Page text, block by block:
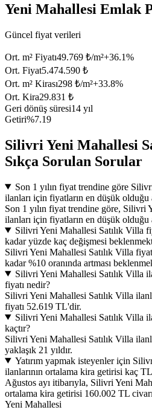
Yeni Mahallesi Emlak
Güncel fiyat verileri
Ort. m² Fiyatı49.769 ₺/m²+36.1%
Ort. Fiyat5.474.590 ₺
Ort. m² Kirası298 ₺/m²+33.8%
Ort. Kira29.831 ₺
Geri dönüş süresi14 yıl
Getiri%7.19
Silivri Yeni Mahallesi
Sıkça Sorulan Sorular
Son 1 yılın fiyat trendine göre
ilanları için fiyatların en düşük
Son 1 yılın fiyat trendine göre, Silivri
ilanları için fiyatların en düşük olduğu
Silivri Yeni Mahallesi Satılık Villa
kadar yüzde kaç değişmesi
Silivri Yeni Mahallesi Satılık Villa
kadar %10 oranında artması
Silivri Yeni Mahallesi Satılık Villa
fiyatı nedir?
Silivri Yeni Mahallesi Satılık Villa
fiyatı 52.619 TL'dir.
Silivri Yeni Mahallesi Satılık Villa
kaçtır?
Silivri Yeni Mahallesi Satılık Villa
yaklaşık 21 yıldır.
Yatırım yapmak isteyenler için
ilanlarının ortalama kira getirisi kaç
Ağustos ayı itibarıyla, Silivri Yeni
ortalama kira getirisi 160.002 TL
Yeni Mahallesi